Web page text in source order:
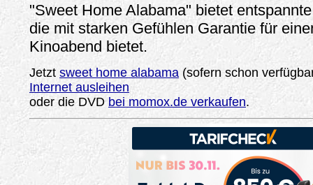
"Sweet Home Alabama" bietet
die mit starken Gefühlen Garantie für
Kinoabend bietet.
Jetzt sweet home alabama (sofern schon
Internet ausleihen
oder die DVD bei momox.de verkaufen.